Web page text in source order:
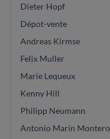
Dieter Hopf
Dépot-vente
Andreas Kirmse
Felix Muller
Marie Lequeux
Kenny Hill
Philipp Neumann
Antonio Marin Montero